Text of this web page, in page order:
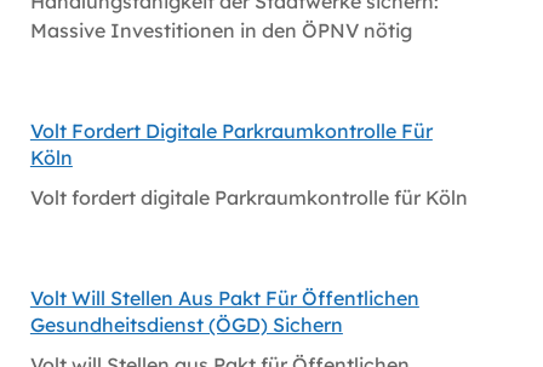
Massive Investitionen in den ÖPNV nötig
Volt Fordert Digitale Parkraumkontrolle Für
Köln
Volt fordert digitale Parkraumkontrolle für Köln
Volt Will Stellen Aus Pakt Für Öffentlichen
Gesundheitsdienst (ÖGD) Sichern